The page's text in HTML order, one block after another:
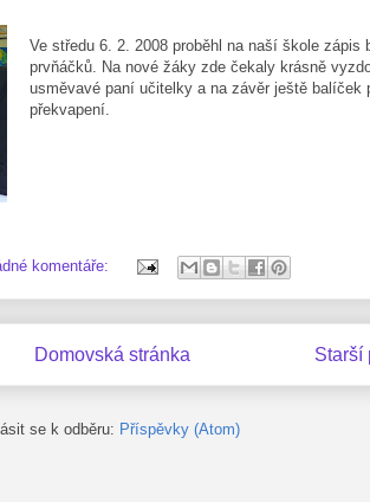
Ve středu 6. 2. 2008 proběhl na naší škole zápis
prvňáčků. Na nové žáky zde čekaly krásně
usměvavé paní učitelky a na závěr ještě balíček
překvapení.
komentáře:
Starší
Domovská stránka
se k odběru: Příspěvky (Atom)